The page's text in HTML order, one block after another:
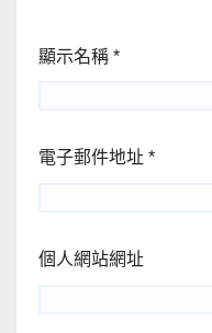
顯示名稱 *
電子郵件地址 *
個人網站網址